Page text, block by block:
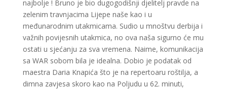
najbolje ! Bruno je bio dugogodišnji djelitelj pravde na
zelenim travnjacima Lijepe naše kao i u
međunarodnim utakmicama. Sudio u mnoštvu derbija i
važnih povijesnih utakmica, no ova naša sigurno će mu
ostati u sjećanju za sva vremena. Naime, komunikacija
sa WAR sobom bila je idealna. Dobio je podatak od
maestra Daria Knapića što je na repertoaru roštilja, a
dimna zavjesa skoro kao na Poljudu u 62. minuti,